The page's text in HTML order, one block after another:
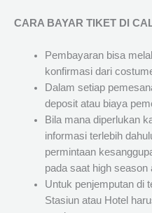
CARA BAYAR TIKET DI
Pembayaran bisa
konfirmasi dari
Dalam setiap
deposit atau biaya
Bila mana diperlukan
informasi terlebih
permintaan
pada saat high season
Untuk penjemputan di
Stasiun atau Hotel